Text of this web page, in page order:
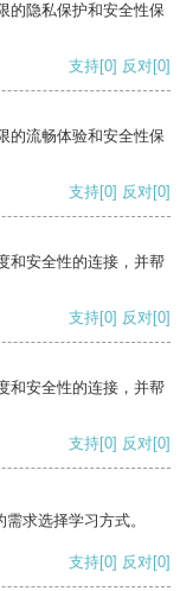
的隐私保护和安全性保
支持[0] 反对[0]
的流畅体验和安全性保
支持[0] 反对[0]
和安全性的连接，并帮
支持[0] 反对[0]
和安全性的连接，并帮
支持[0] 反对[0]
求选择学习方式。
支持[0] 反对[0]